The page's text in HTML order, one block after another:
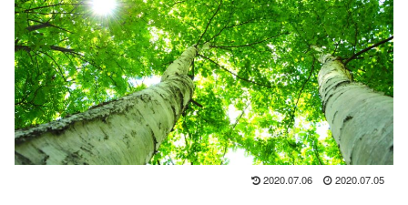
2020.07.06 2020.07.05